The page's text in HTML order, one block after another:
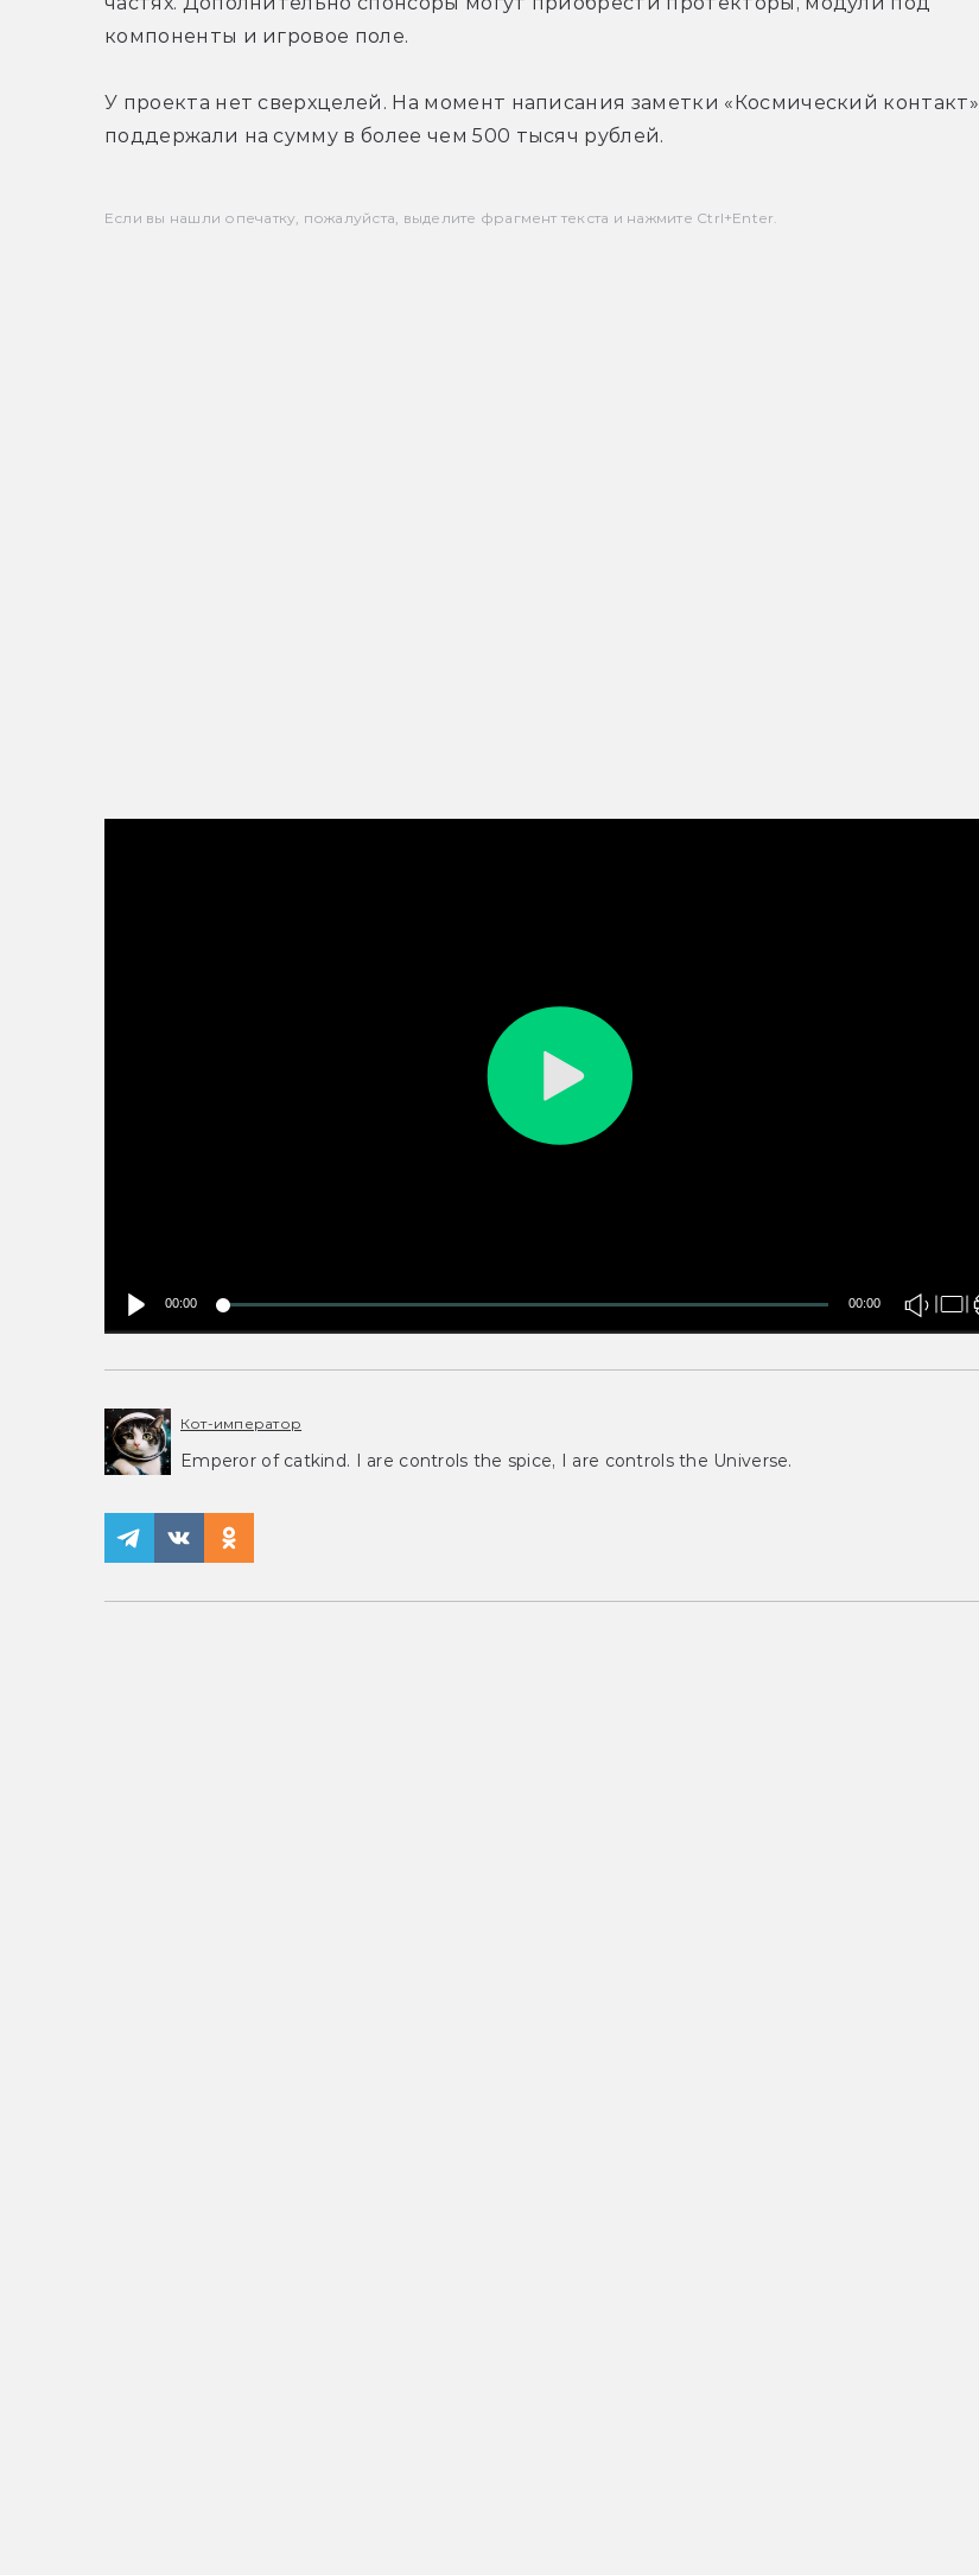
компоненты и игровое поле.
У проекта нет сверхцелей. На момент написания заметки «Космический контакт»
поддержали на сумму в более чем 500 тысяч рублей.
Если вы нашли опечатку, пожалуйста, выделите фрагмент текста и нажмите Ctrl+Enter.
00:00 00:00
Кот-император
Emperor of catkind. I are controls the spice, I are controls the Universe.